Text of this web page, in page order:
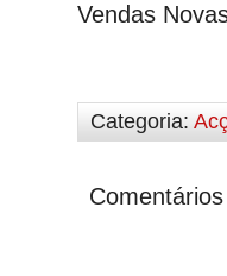
Vendas
Categoria: